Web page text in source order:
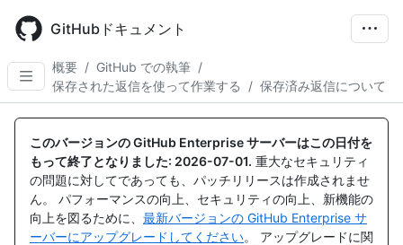
main
content
GitHubドキュメント
概要 / GitHub での執筆 /
保存された返信を使って作業する
/ 保存済み返信について
このバージョンの GitHub Enterprise サーバーはこの日付を
もって終了となりました: 2026-07-01. 重大なセキュリティ
の問題に対してであっても、パッチリリースは作成されませ
ん。 パフォーマンスの向上、セキュリティの向上、新機能の
向上を図るために、 最新バージョンの GitHub Enterprise サ
ーバーにアップグレードしてください。 アップグレードに関